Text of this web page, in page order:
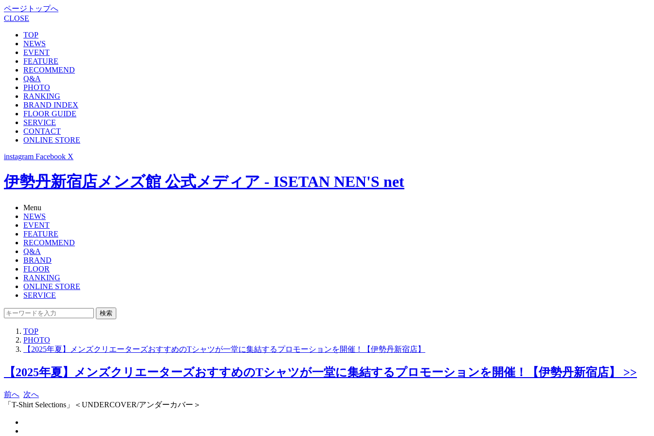
ページトップへ
CLOSE
TOP
NEWS
EVENT
FEATURE
RECOMMEND
Q&A
PHOTO
RANKING
BRAND INDEX
FLOOR GUIDE
SERVICE
CONTACT
ONLINE STORE
instagram Facebook X
伊勢丹新宿店メンズ館 公式メディア - ISETAN NEN'S net
Menu
NEWS
EVENT
FEATURE
RECOMMEND
Q&A
BRAND
FLOOR
RANKING
ONLINE STORE
SERVICE
検索
TOP
PHOTO
【2025年夏】メンズクリエーターズおすすめのTシャツが一堂に集結するプロモーションを開催！【伊勢丹新宿店】
【2025年夏】メンズクリエーターズおすすめのTシャツが一堂に集結するプロモーションを開催！【伊勢丹新宿店】 >>
前へ 次へ
「T-Shirt Selections」＜UNDERCOVER/アンダーカバー＞